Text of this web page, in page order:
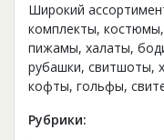
Широкий
комплекты,
пижамы, халаты,
рубашки, свитшоты,
кофты, гольфы,
Рубрики: